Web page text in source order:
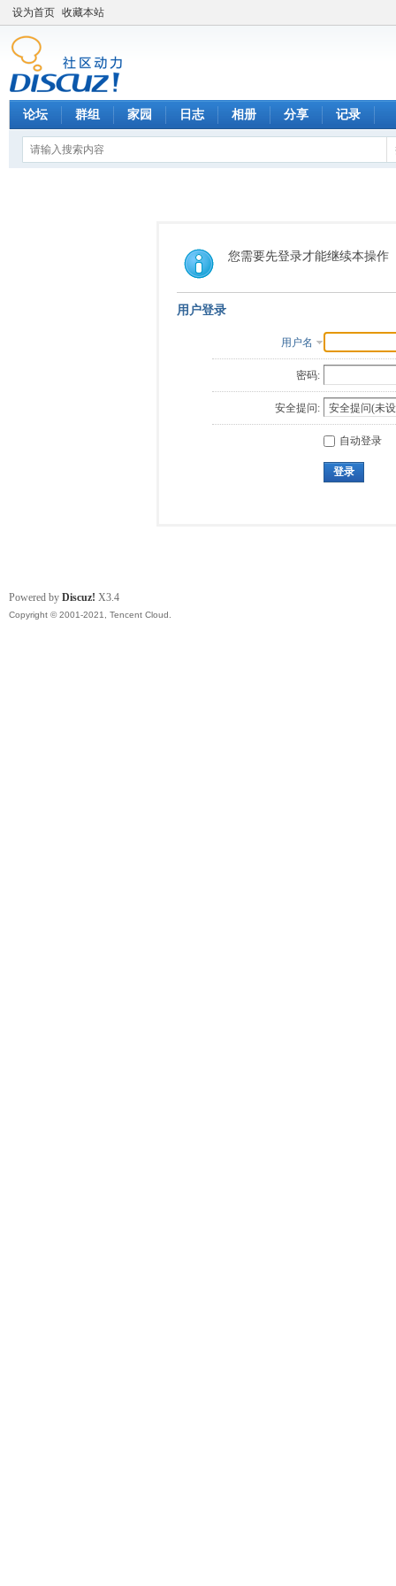
设为首页 收藏本站
论坛 群组 家园 日志 相册 分享 记录
您需要先登录才能继续本操作
用户登录
用户名
密码:
安全提问:
自动登录
登录
Powered by Discuz! X3.4
Copyright © 2001-2021, Tencent Cloud.